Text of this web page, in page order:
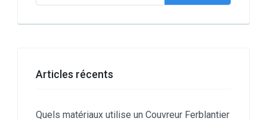
Articles récents
Quels matériaux utilise un Couvreur Ferblantier